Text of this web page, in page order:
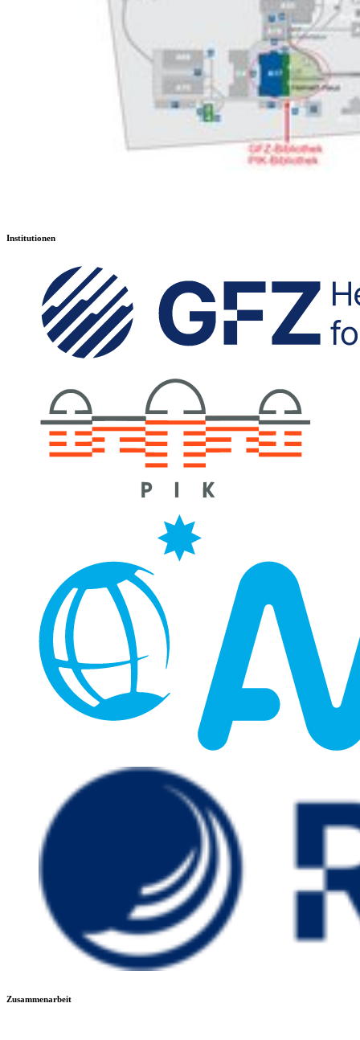
Institutionen
Zusammenarbeit